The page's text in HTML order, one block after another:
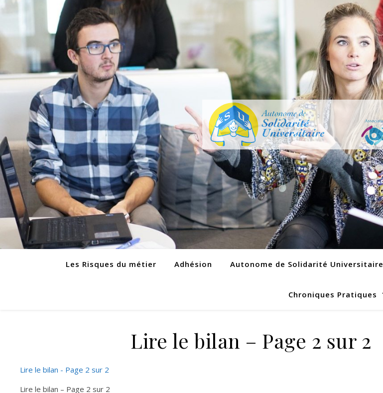
Les Risques du métier Adhésion Autonome de Solidarité Universitaire
Chroniques Pratiques
Lire le bilan – Page 2 sur 2
Lire le bilan - Page 2 sur 2
Lire le bilan – Page 2 sur 2